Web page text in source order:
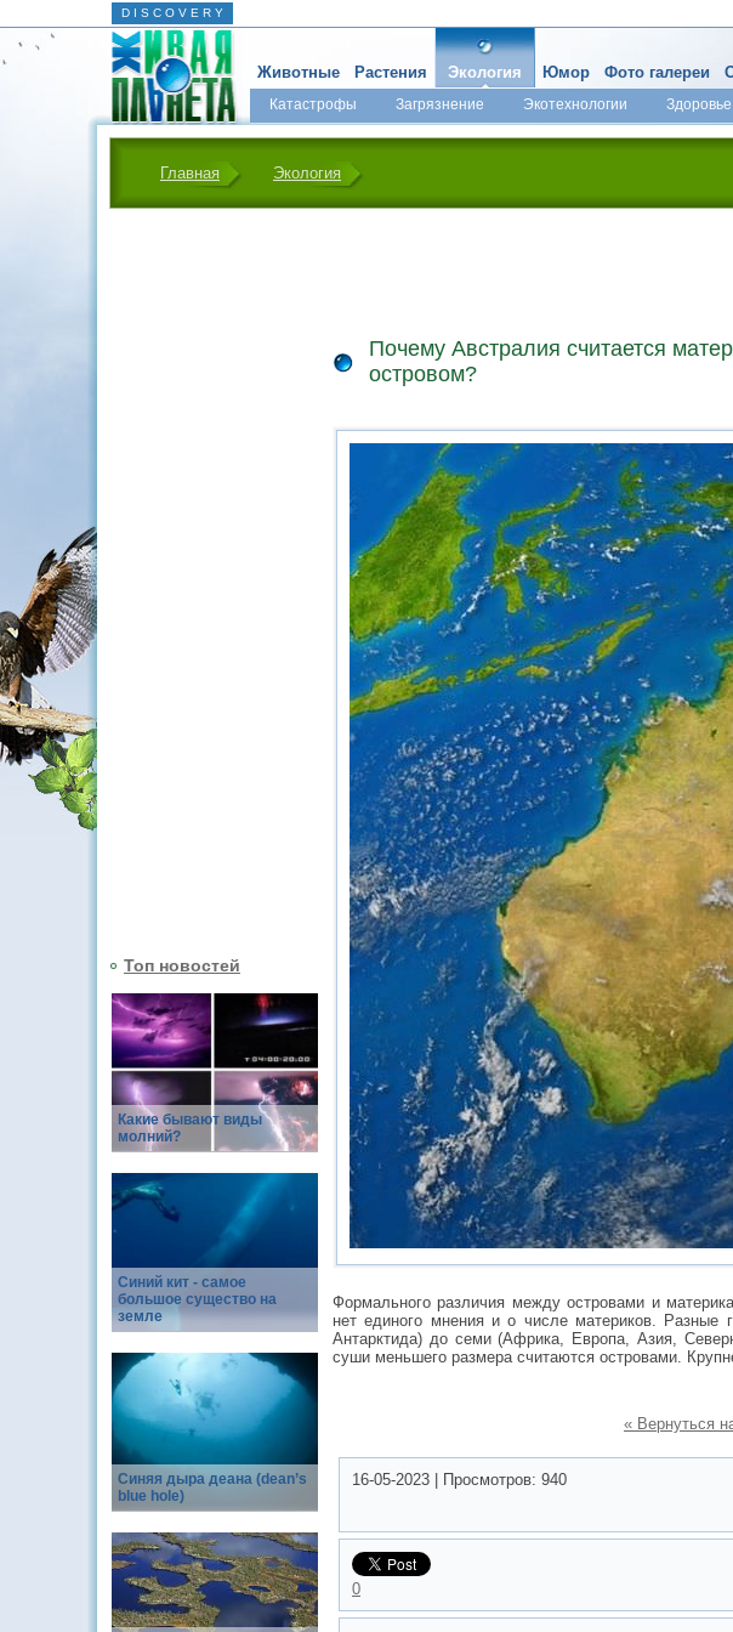
D I S C O V E R Y
Животные Растения Экология
Катастрофы Загрязнение Экотехнологии
Юмор Фото галереи
Главная Экология
Топ новостей
Какие бывают виды
молний?
Синий кит - самое
большое существо на
земле
Синяя дыра деана (dean’s
blue hole)
Почему Австралия считается
островом?
Формального различия между островами и
нет единого мнения и о числе материков. Разные
Антарктида) до семи (Африка, Европа, Азия,
суши меньшего размера считаются островами.
« Вернуться
16-05-2023 Просмотров: 940
0